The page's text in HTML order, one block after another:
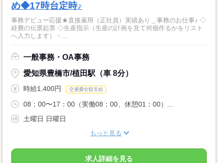
め◆17時台定時♪
事務デビュー応援★直接雇用（正社員）実績あり＿事務のお仕事♪ ◇
経費の伝票起票 ◇生産指示（生産の計画を見て何個作るかをリスト
へ入力します）・...
一般事務・OA事務
愛知県豊橋市/植田駅（車 8分）
時給1,400円 交通費全額支給
08：00〜17：00（実働08：00、休憩01：00）...
土曜日 日曜日
もっと見る
求人詳細を見る